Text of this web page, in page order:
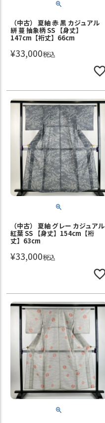
（中古） 夏紬 赤 黒 カジュアル
絣 蔓 抽象柄 SS 【身丈】
147cm【裄丈】66cm
¥33,000税込
（中古） 夏紬 グレー カジュアル
紅葉 SS 【身丈】154cm【裄
丈】63cm
¥33,000税込